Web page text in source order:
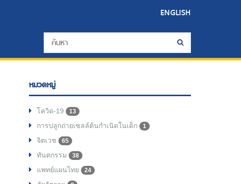
ENGLISH
หมวดหมู่
โควิด-19 13
การปลูกถ่ายเซลล์ต้นกำเนิดในเด็ก 1
จิตเวช 65
ทันตกรรม 38
แพทย์แผนไทย 24